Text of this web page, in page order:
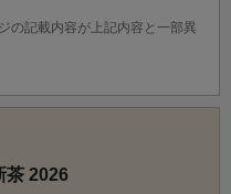
める。
い眼差しが興梠さんのこ
、ルピシアのお客様のた
の記載内容が上記内容と一部異
茶 2026